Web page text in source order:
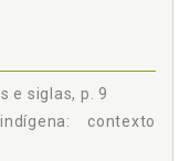
FORMAÇÃO: AS
p. 96
e siglas, p. 9
contexto